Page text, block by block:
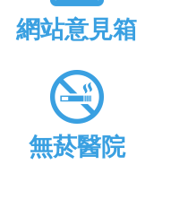
網站意見箱
無菸醫院